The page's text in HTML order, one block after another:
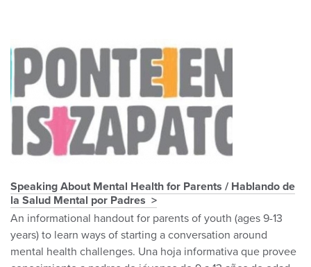
Speaking About Mental Health for Parents / Hablando de
la Salud Mental por Padres
An informational handout for parents of youth (ages 9-13
years) to learn ways of starting a conversation around
mental health challenges. Una hoja informativa que provee